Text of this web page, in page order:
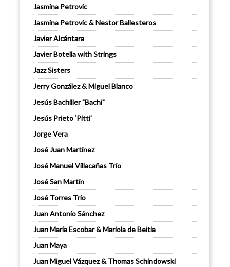
Jasmina Petrovic
Jasmina Petrovic & Nestor Ballesteros
Javier Alcántara
Javier Botella with Strings
Jazz Sisters
Jerry González & Miguel Blanco
Jesús Bachiller "Bachi"
Jesús Prieto ‘Pitti'
Jorge Vera
José Juan Martínez
José Manuel Villacañas Trío
José San Martín
José Torres Trío
Juan Antonio Sánchez
Juan María Escobar & Mariola de Beitia
Juan Maya
Juan Miguel Vázquez & Thomas Schindowski